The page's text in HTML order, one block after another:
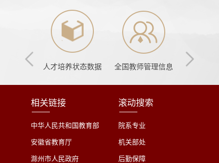
人才培养状态数据 全国教师管理信息
相关链接
中华人民共和国教育部
安徽省教育厅
滁州市人民政府
滚动搜索
院系专业
机关部处
后勤保障